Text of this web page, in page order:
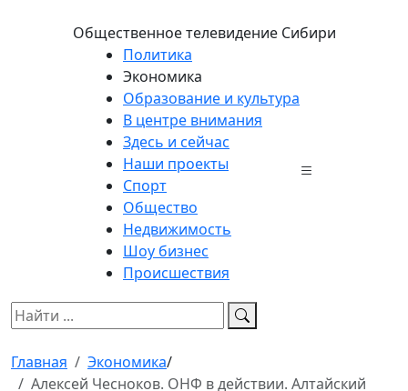
Общественное телевидение Сибири
Политика
Экономика
Образование и культура
В центре внимания
Здесь и сейчас
Наши проекты
Спорт
Общество
Недвижимость
Шоу бизнес
Происшествия
Главная Экономика/
Алексей Чесноков. ОНФ в действии. Алтайский